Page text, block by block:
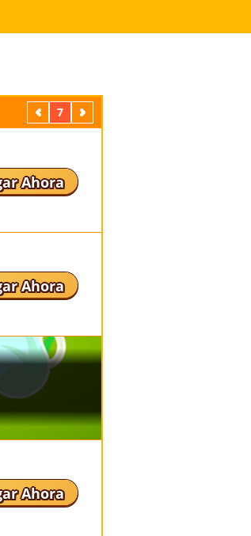
Previos
7 Próximos
Ahora
Ahora
Ahora